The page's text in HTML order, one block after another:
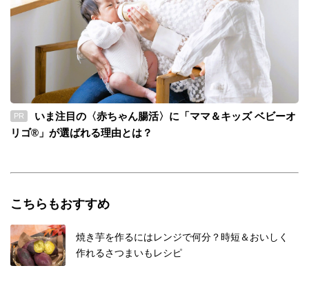
PR
いま注目の〈赤ちゃん腸活〉に「ママ＆キッズ ベビーオ
リゴ®」が選ばれる理由とは？
こちらもおすすめ
焼き芋を作るにはレンジで何分？時短＆おいしく
作れるさつまいもレシピ